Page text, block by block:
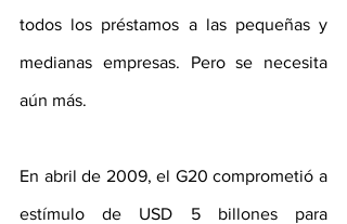
todos los préstamos a las pequeñas y
medianas empresas. Pero se necesita
aún más.
En abril de 2009, el G20 comprometió a
estímulo de USD 5 billones para